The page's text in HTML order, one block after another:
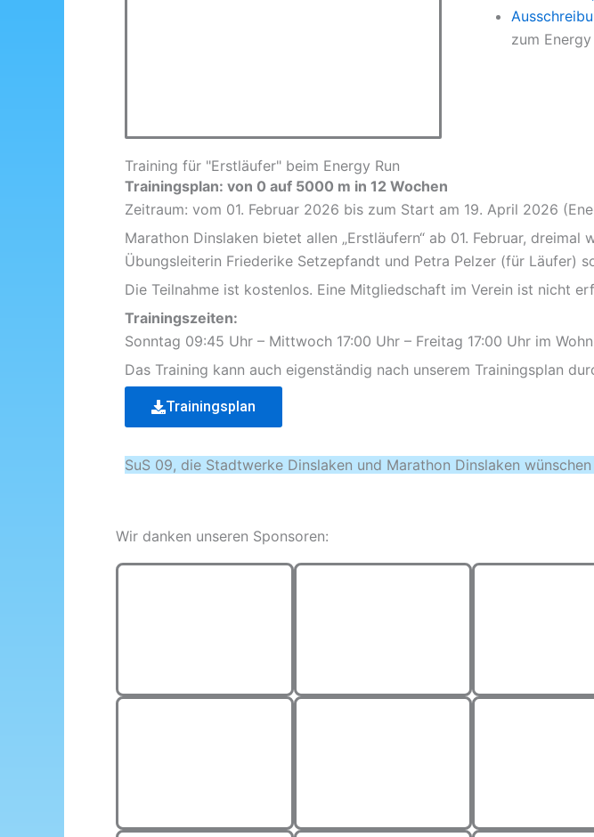
zum Energy
Training für "Erstläufer" beim Energy Run
Trainingsplan: von 0 auf 5000 m in 12 Wochen
Zeitraum: vom 01. Februar 2026 bis zum Start am 19. April 2026
Marathon Dinslaken bietet allen „Erstläufern“ ab 01. Februar,
Übungsleiterin Friederike Setzepfandt und Petra Pelzer (für Läufer)
Die Teilnahme ist kostenlos. Eine Mitgliedschaft im Verein ist nicht
Trainingszeiten:
Sonntag 09:45 Uhr – Mittwoch 17:00 Uhr – Freitag 17:00 Uhr im
Das Training kann auch eigenständig nach unserem Trainingsplan
Trainingsplan
SuS 09, die Stadtwerke Dinslaken und Marathon Dinslaken
Wir danken unseren Sponsoren: